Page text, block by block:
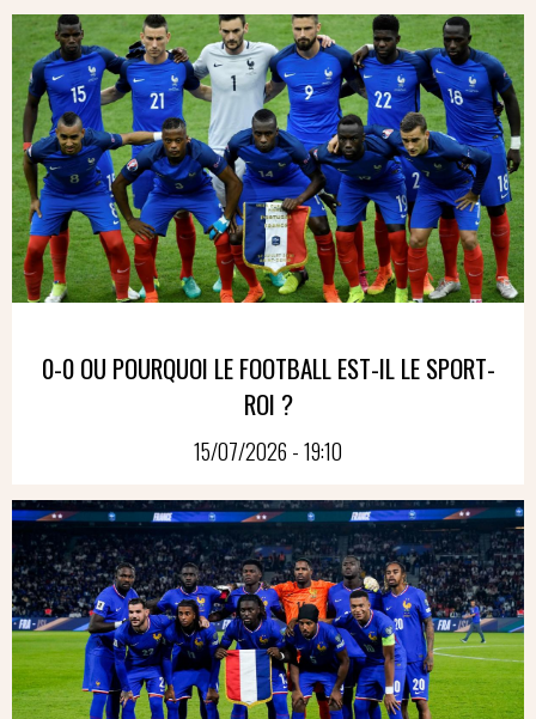
0-0 OU POURQUOI LE FOOTBALL EST-IL LE SPORT-
ROI ?
15/07/2026 - 19:10